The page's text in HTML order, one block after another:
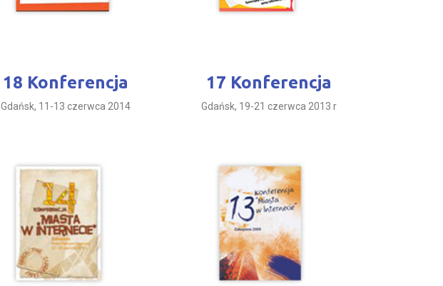
18 Konferencja
Gdańsk, 11-13 czerwca 2014
17 Konferencja
Gdańsk, 19-21 czerwca 2013 r